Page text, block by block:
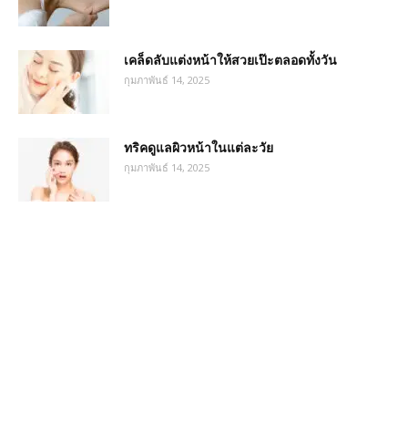
เคล็ดลับแต่งหน้าให้สวยเป๊ะตลอดทั้งวัน
กุมภาพันธ์ 14, 2025
ทริคดูแลผิวหน้าในแต่ละวัย
กุมภาพันธ์ 14, 2025